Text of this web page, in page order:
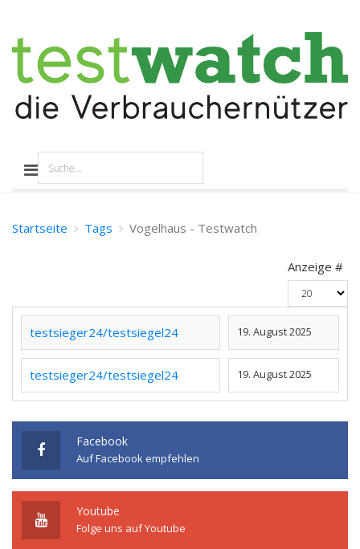
Startseite Tags Vogelhaus - Testwatch
Anzeige #
testsieger24/testsiegel24 19. August 2025
testsieger24/testsiegel24 19. August 2025
Facebook
Auf Facebook empfehlen
Youtube
Folge uns auf Youtube